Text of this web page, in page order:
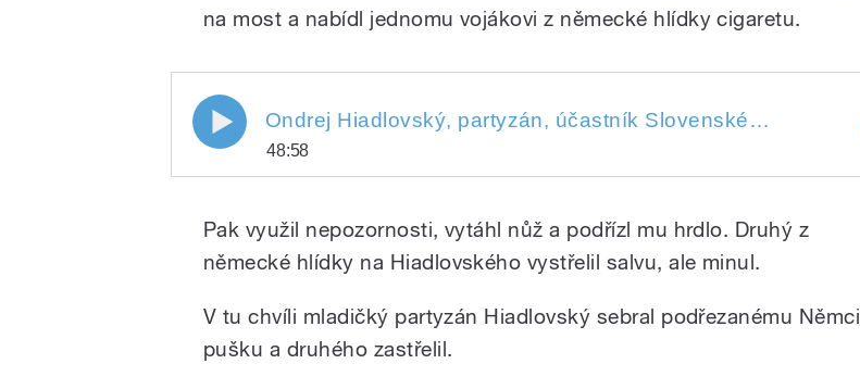
na most a nabídl jednomu vojákovi z německé hlídky cigaretu.
Ondrej Hiadlovský, partyzán, účastník Slovenského národního povstání. Připravil Mikuláš Kroupa. 10 pamětníků vypráví o 2. světové válce. Na výstavě „Osvobození 70" spolupracovaly Post Bellum, Český rozhlas a Ústav pro studium totalitních režimů.
48:58
Pak využil nepozornosti, vytáhl nůž a podřízl mu hrdlo. Druhý z
německé hlídky na Hiadlovského vystřelil salvu, ale minul.
V tu chvíli mladičký partyzán Hiadlovský sebral podřezanému Němci
pušku a druhého zastřelil.